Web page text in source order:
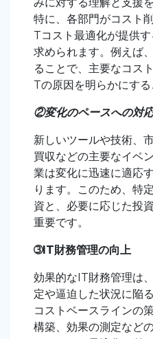
みに対する理解と支援
特に、各部門がコスト
Tコスト最適化が提供
求められます。例えば
ることで、主要なコス
Tの原因を明らかにする
②変化のペースへの対
新しいツールや技術、
買収などの主要なイベ
業は変化に迅速に適応
ります。このため、特
資と、必要に応じた投
重要です。
➂IT財務管理の向上
効果的なIT財務管理は
定や逼迫した状況に陥
コストベースラインの
構築、効果の測定など